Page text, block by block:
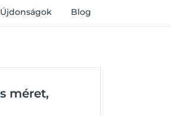
Újdonságok Blog
méret,